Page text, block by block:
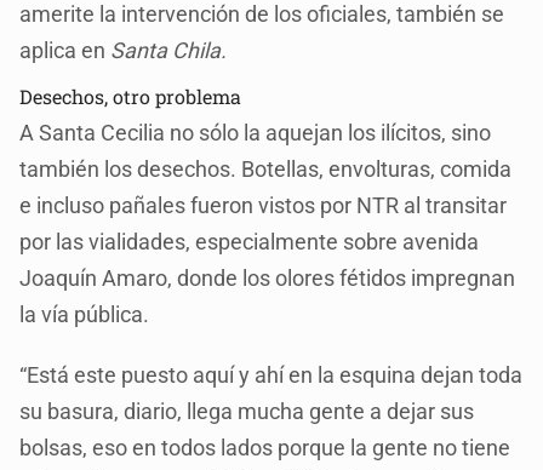
amerite la intervención de los oficiales, también se
aplica en Santa Chila.
Desechos, otro problema
A Santa Cecilia no sólo la aquejan los ilícitos, sino
también los desechos. Botellas, envolturas, comida
e incluso pañales fueron vistos por NTR al transitar
por las vialidades, especialmente sobre avenida
Joaquín Amaro, donde los olores fétidos impregnan
la vía pública.
“Está este puesto aquí y ahí en la esquina dejan toda
su basura, diario, llega mucha gente a dejar sus
bolsas, eso en todos lados porque la gente no tiene